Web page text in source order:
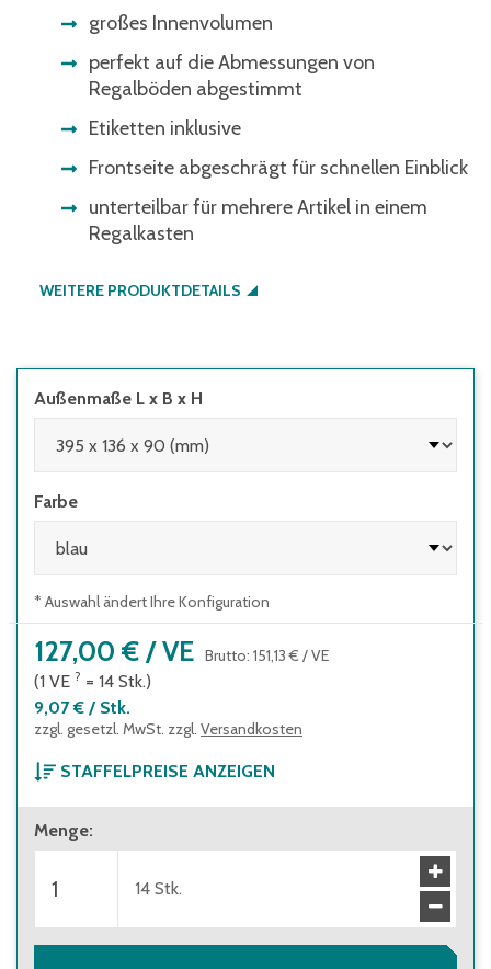
großes Innenvolumen
perfekt auf die Abmessungen von
Regalböden abgestimmt
Etiketten inklusive
Frontseite abgeschrägt für schnellen Einblick
unterteilbar für mehrere Artikel in einem
Regalkasten
WEITERE PRODUKTDETAILS
Außenmaße L x B x H
Farbe
* Auswahl ändert Ihre Konfiguration
127,00 € /VE Brutto: 151,13 € /VE
(1 VE ? = 14 Stk.)
9,07 € / Stk.
zzgl. gesetzl. MwSt. zzgl. Versandkosten
STAFFELPREISE ANZEIGEN
ab 1 Verpackungseinheit
127,00 €
ab 10 Verpackungseinheiten
112,00 €
Menge:
14 Stk.